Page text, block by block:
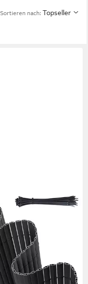
Sortieren nach: Topseller